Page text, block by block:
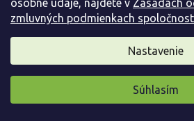
osobné údaje, nájdete v Zásadách
zmluvných podmienkach
Nastavenie
Súhlasím
Astilba Arendsova 'Astary Light
arendsii 'Astary Light Rose'
Astilbe arendsii 'Astary Light Rose'
Pripravili sme pre vás